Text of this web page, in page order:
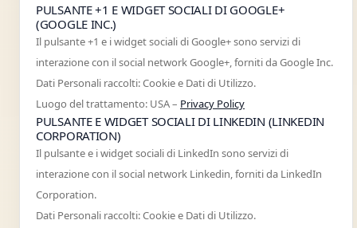
PULSANTE +1 E WIDGET SOCIALI DI GOOGLE+
(GOOGLE INC.)
Il pulsante +1 e i widget sociali di Google+ sono servizi di
interazione con il social network Google+, forniti da Google Inc.
Dati Personali raccolti: Cookie e Dati di Utilizzo.
Luogo del trattamento: USA – Privacy Policy
PULSANTE E WIDGET SOCIALI DI LINKEDIN (LINKEDIN
CORPORATION)
Il pulsante e i widget sociali di LinkedIn sono servizi di
interazione con il social network Linkedin, forniti da LinkedIn
Corporation.
Dati Personali raccolti: Cookie e Dati di Utilizzo.